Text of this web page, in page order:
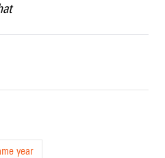
year